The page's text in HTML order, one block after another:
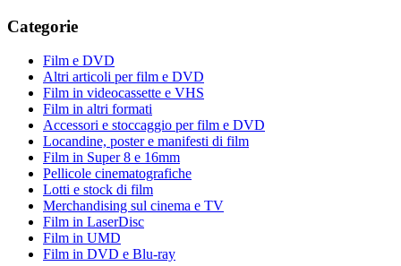
Categorie
Film e DVD
Altri articoli per film e DVD
Film in videocassette e VHS
Film in altri formati
Accessori e stoccaggio per film e DVD
Locandine, poster e manifesti di film
Film in Super 8 e 16mm
Pellicole cinematografiche
Lotti e stock di film
Merchandising sul cinema e TV
Film in LaserDisc
Film in UMD
Film in DVD e Blu-ray